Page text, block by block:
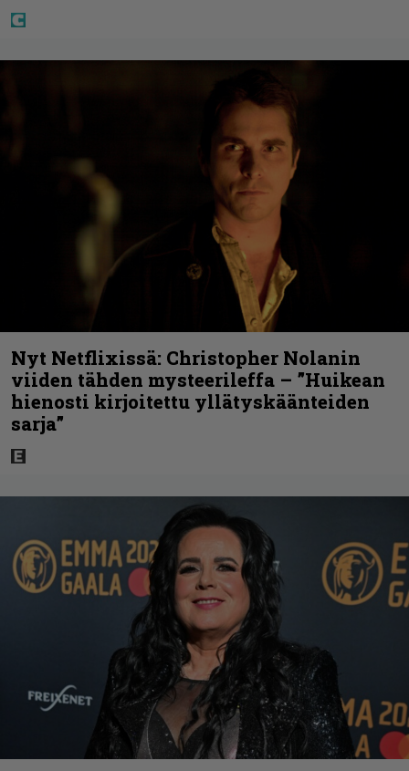
Nyt Netflixissä: Christopher Nolanin
viiden tähden mysteerileffa – ”Huikean
hienosti kirjoitettu yllätyskäänteiden
sarja”